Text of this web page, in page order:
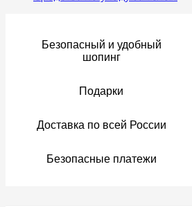
Безопасный и удобный
шопинг
Подарки
Доставка по всей России
Безопасные платежи